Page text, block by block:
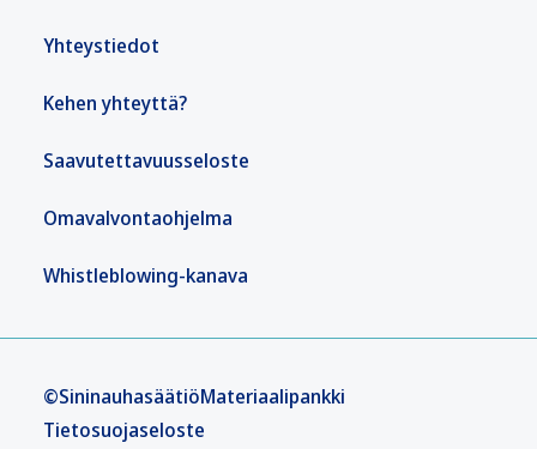
Yhteystiedot
Kehen yhteyttä?
Saavutettavuusseloste
Omavalvontaohjelma
Whistleblowing-kanava
©SininauhasäätiöMateriaalipankki
Tietosuojaseloste